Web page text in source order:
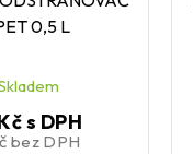
0,5 L
s DPH
bez DPH